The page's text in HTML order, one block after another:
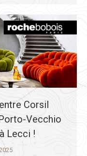
Corsil
Vecchio
Lecci !